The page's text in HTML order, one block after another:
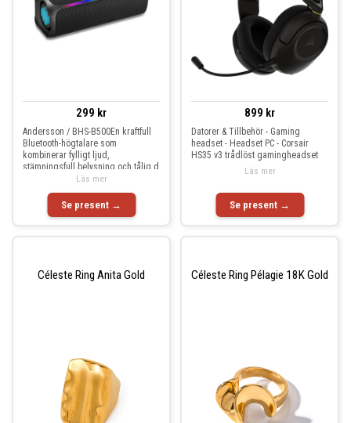
299 kr
Andersson / BHS-B500En kraftfull
Bluetooth-högtalare som
kombinerar fylligt ljud,
stämningsfull belysning och tålig d
Se present →
Läs mer
899 kr
Datorer & Tillbehör - Gaming
headset - Headset PC - Corsair
HS35 v3 trådlöst gamingheadset
Se present →
Läs mer
Céleste Ring Anita Gold Céleste Ring Pélagie 18K Gold